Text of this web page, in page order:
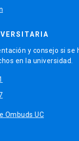
y consejo si se
en la universidad.
Ombuds UC